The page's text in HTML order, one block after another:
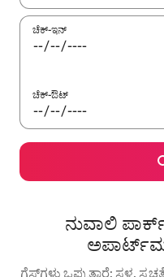
ಚೆಕ್-ಇನ್
ಚೆಕ್-ಔಟ್
ನುವಾಲಿ
ಗೆಸ್ಟ್‌ಗಳು ಒಪ್ಪುತ್ತಾರೆ: ಸ್ಥಳ,